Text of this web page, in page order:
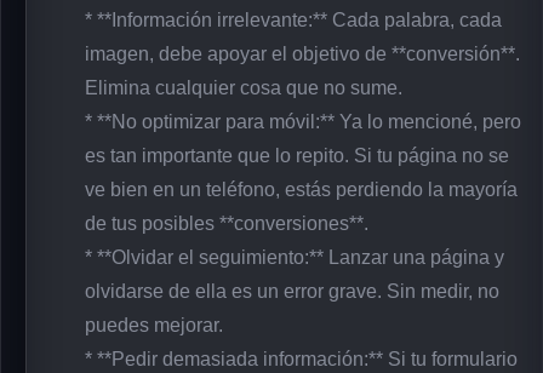
* **Información irrelevante:** Cada palabra, cada
imagen, debe apoyar el objetivo de **conversión**.
Elimina cualquier cosa que no sume.
* **No optimizar para móvil:** Ya lo mencioné, pero
es tan importante que lo repito. Si tu página no se
ve bien en un teléfono, estás perdiendo la mayoría
de tus posibles **conversiones**.
* **Olvidar el seguimiento:** Lanzar una página y
olvidarse de ella es un error grave. Sin medir, no
puedes mejorar.
* **Pedir demasiada información:** Si tu formulario